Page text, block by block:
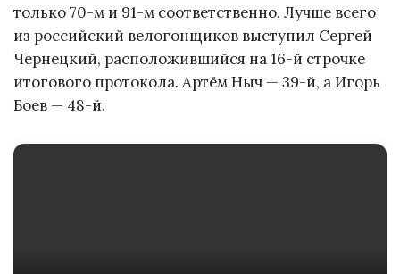
только 70-м и 91-м соответственно. Лучше всего
из российский велогонщиков выступил Сергей
Чернецкий, расположившийся на 16-й строчке
итогового протокола. Артём Ныч — 39-й, а Игорь
Боев — 48-й.